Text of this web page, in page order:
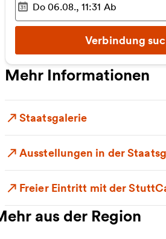
Ausgewählter Zeitpunkt
Do 06.08., 11:31 Ab
Verbindung
Mehr Informationen
Staatsgalerie
Ausstellungen in der
Freier Eintritt mit der
aus der Region